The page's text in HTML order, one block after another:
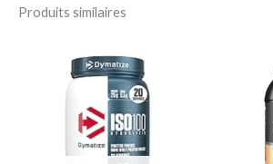
Produits similaires